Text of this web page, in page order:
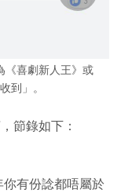
《喜劇新人王》或
到」。
節錄如下：
有份諗都唔屬於